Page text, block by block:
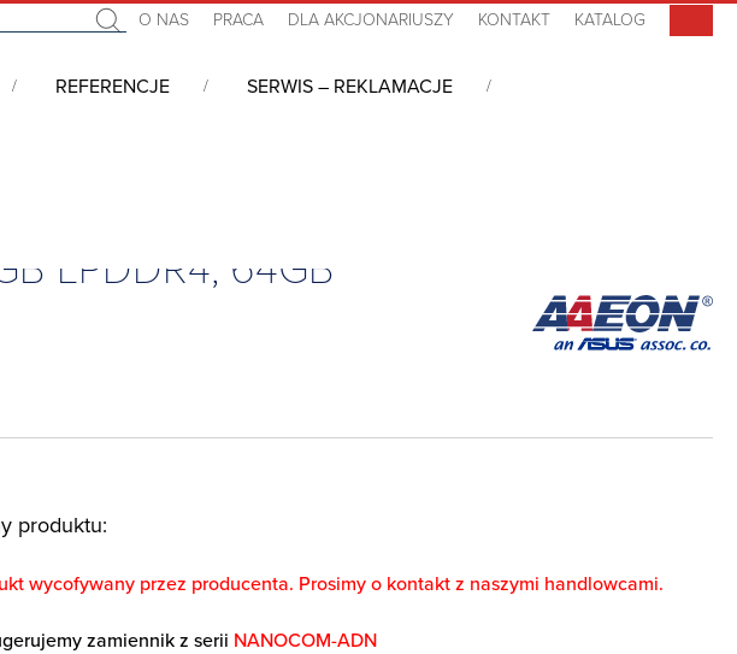
O NAS PRACA DLA AKCJONARIUSZY KONTAKT KATALOG
REFERENCJE SERWIS – REKLAMACJE
LPDDR4, 64GB
produktu:
wycofywany przez producenta. Prosimy o kontakt z naszymi handlowcami.
zamiennik z serii NANOCOM-ADN